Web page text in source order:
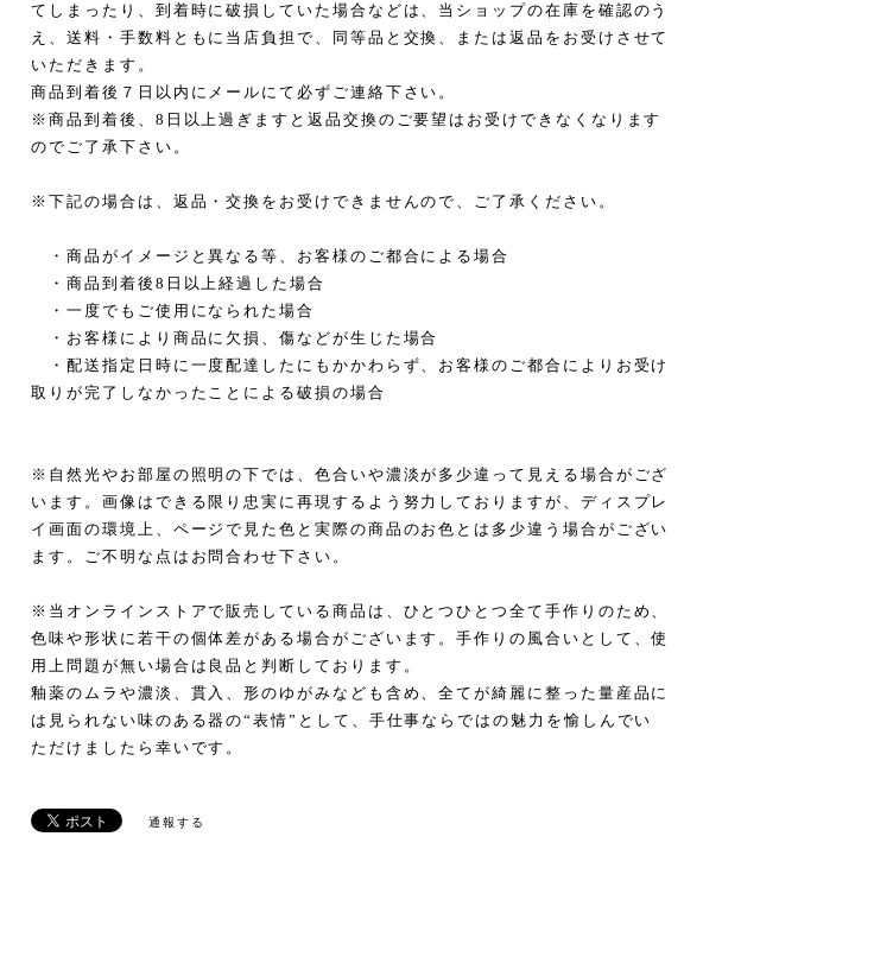
てしまったり、到着時に破損していた場合などは、当ショップの在庫を確認のう
え、送料・手数料ともに当店負担で、同等品と交換、または返品をお受けさせて
いただきます。
商品到着後７日以内にメールにて必ずご連絡下さい。
※商品到着後、8日以上過ぎますと返品交換のご要望はお受けできなくなります
のでご了承下さい。
※下記の場合は、返品・交換をお受けできませんので、ご了承ください。
・商品がイメージと異なる等、お客様のご都合による場合
・商品到着後8日以上経過した場合
・一度でもご使用になられた場合
・お客様により商品に欠損、傷などが生じた場合
・配送指定日時に一度配達したにもかかわらず、お客様のご都合によりお受け
取りが完了しなかったことによる破損の場合
※自然光やお部屋の照明の下では、色合いや濃淡が多少違って見える場合がござ
います。画像はできる限り忠実に再現するよう努力しておりますが、ディスプレ
イ画面の環境上、ページで見た色と実際の商品のお色とは多少違う場合がござい
ます。ご不明な点はお問合わせ下さい。
※当オンラインストアで販売している商品は、ひとつひとつ全て手作りのため、
色味や形状に若干の個体差がある場合がございます。手作りの風合いとして、使
用上問題が無い場合は良品と判断しております。
釉薬のムラや濃淡、貫入、形のゆがみなども含め、全てが綺麗に整った量産品に
は見られない味のある器の“表情”として、手仕事ならではの魅力を愉しんでい
ただけましたら幸いです。
通報する